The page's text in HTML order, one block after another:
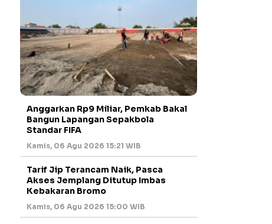
Anggarkan Rp9 Miliar, Pemkab Bakal
Bangun Lapangan Sepakbola
Standar FIFA
Kamis, 06 Agu 2026 15:21 WIB
Tarif Jip Terancam Naik, Pasca
Akses Jemplang Ditutup Imbas
Kebakaran Bromo
Kamis, 06 Agu 2026 15:00 WIB